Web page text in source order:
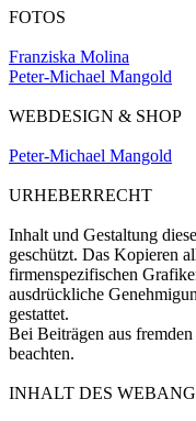
FOTOS
Franziska Molina
Peter-Michael Mangold
WEBDESIGN & SHOP
Peter-Michael Mangold
URHEBERRECHT
Inhalt und Gestaltung
geschützt. Das Kopieren
firmenspezifischen
ausdrückliche
gestattet.
Bei Beiträgen aus
beachten.
INHALT DES